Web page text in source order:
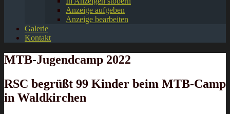
Anzeige aufgeben
Anzeige bearbeiten
Galerie
Kontakt
MTB-Jugendcamp 2022
RSC begrüßt 99 Kinder beim MTB-Camp
in Waldkirchen